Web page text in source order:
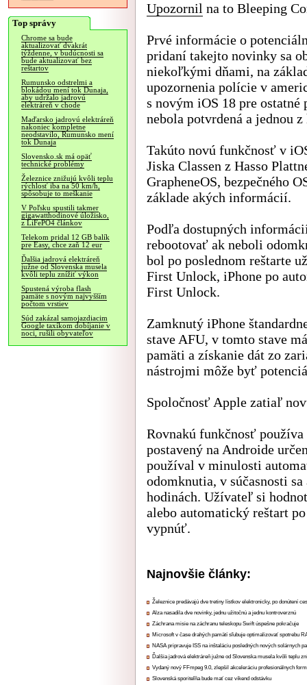
Top správy
Chrome sa bude
aktualizovať dvakrát
týždenne, v budúcnosti sa
bude aktualizovať bez
reštartov
Rumunsko odstrelmi a
blokádou mení tok Dunaja,
aby udržalo jadrovú
elektráreň v chode
Maďarsko jadrovú elektráreň
nakoniec kompletne
neodstavilo, Rumunsko mení
tok Dunaja
Slovensko.sk má opäť
technické problémy
Železnice znižujú kvôli teplu
rýchlosť iba na 50 km/h,
spôsobuje to meškanie
V Poľsku spustili takmer
gigawatthodinové úložisko,
z LiFePO4 článkov
Telekom pridal 12 GB balík
pre Easy, chce zaň 12 eur
Ďalšia jadrová elektráreň
južne od Slovenska musela
kvôli teplu znížiť výkon
Spustená výroba flash
pamäte s novým najvyšším
počtom vrstiev
Súd zakázal samojazdiacim
Google taxíkom dobíjanie v
noci, rušili obyvateľov
Upozornil na to Bleeping
Prvé informácie o
pridaní takejto novinky sa
niekoľkými dňami, na
upozornenia polície v
s novým iOS 18 pre
nebola potvrdená a jednou
Takúto novú funkčnosť v
Jiska Classen z Hasso
GrapheneOS, bezpečného
základe akých informácií.
Podľa dostupných
rebootovať ak neboli
bol po poslednom reštarte
First Unlock, iPhone po
First Unlock.
Zamknutý iPhone
stave AFU, v tomto stave
pamäti a získanie dát zo
nástrojmi môže byť
Spoločnosť Apple zatiaľ
Rovnakú funkčnosť používa
postavený na Androide
používal v minulosti
odomknutia, v súčasnosti
hodinách. Užívateľ si
alebo automatický reštart
vypnúť.
Najnovšie články:
Železnice predávajú dve tretiny lístkov elektronicky, po donútení
Alza nasadila dve novinky, jednu užitočnú a jednu kontroverznú
Záchrana misie na záchranu teleskopu Swift úspešne pokračuje
Microsoft v čase drahých pamätí sľubuje optimalizovať spotrebu
NASA pripravuje ISS na inštaláciu posledných nových solárnych
Ďalšia jadrová elektráreň južne od Slovenska musela kvôli teplu
Vydaný nový FFmpeg 9.0, zlepšil akceleráciu profesionálnych
Slovenská sporiteľňa bude mať cez víkend odstávku